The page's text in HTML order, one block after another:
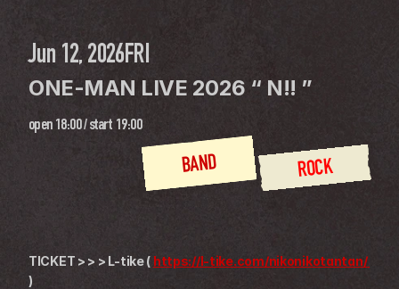
Jun 12, 2026FRI
ONE-MAN LIVE 2026 “ N!! ”
open 18:00 / start 19:00
ROCK
BAND
TICKET > > > L-tike (
https://l-tike.com/nikonikotantan/
)